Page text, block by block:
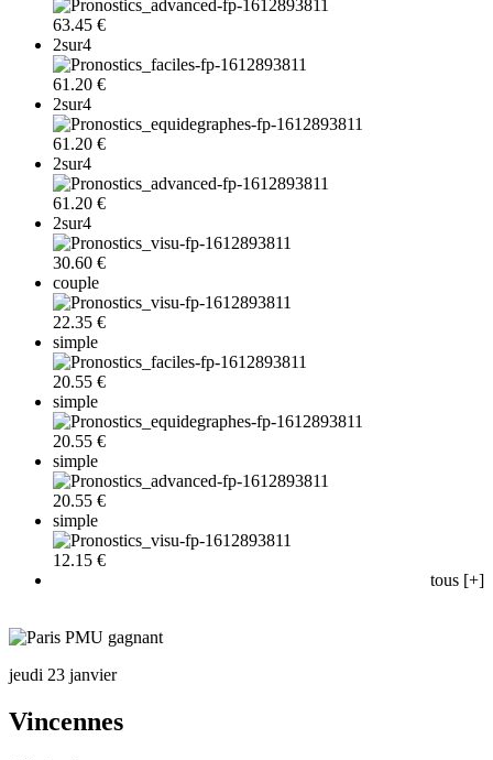
63.45 €
2sur4
61.20 €
2sur4
61.20 €
2sur4
61.20 €
2sur4
30.60 €
couple
22.35 €
simple
20.55 €
simple
20.55 €
simple
20.55 €
simple
12.15 €
tous [+]
jeudi 23 janvier
Vincennes